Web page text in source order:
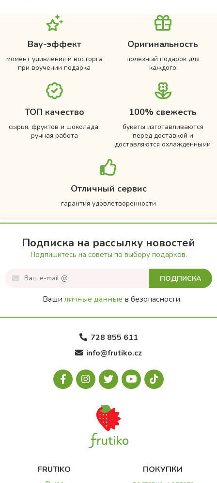
Вау-эффект
момент удивления и восторга
при вручении подарка
Оригинальность
полезный подарок для
каждого
ТОП качество
сырья, фруктов и шоколада,
ручная работа
100% свежесть
букеты изготавливаются
перед доставкой и
доставляются охлажденными
Отличный сервис
гарантия удовлетворенности
Подписка на рассылку новостей
Подпишитесь на советы по выбору подарков.
ПОДПИСКА
Ваши личные данные в безопасности.
728 855 611
info@frutiko.cz
FRUTIKO ПОКУПКИ